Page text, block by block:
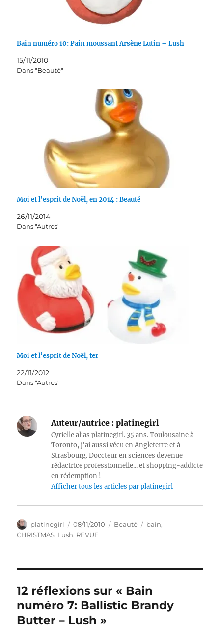
Bain numéro 10: Pain moussant Arsène Lutin – Lush
15/11/2010
Dans "Beauté"
Moi et l’esprit de Noël, en 2014 : Beauté
26/11/2014
Dans "Autres"
Moi et l’esprit de Noël, ter
22/11/2012
Dans "Autres"
Auteur/autrice : platinegirl
Cyrielle alias platinegirl. 35 ans. Toulousaine à
Toronto, j'ai aussi vécu en Angleterre et à
Strasbourg. Doccteur en sciences devenue
rédactrice professionnelle... et shopping-addicte
en rédemption !
Afficher tous les articles par platinegirl
Auteur
platinegirl
Publié
le
08/11/2010 Catégories
Beauté Étiquettes
bain,
CHRISTMAS, Lush, REVUE
12 réflexions sur « Bain
numéro 7: Ballistic Brandy
Butter – Lush »